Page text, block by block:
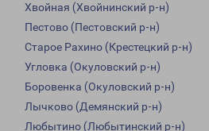
Хвойная (Хвойнинский р-н)
Пестово (Пестовский р-н)
Старое Рахино (Крестецкий р-н)
Угловка (Окуловский р-н)
Боровенка (Окуловский р-н)
Лычково (Демянский р-н)
Любытино (Любытинский р-н)